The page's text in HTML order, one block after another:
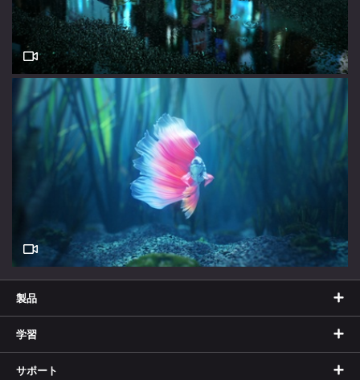
製品
学習
サポート